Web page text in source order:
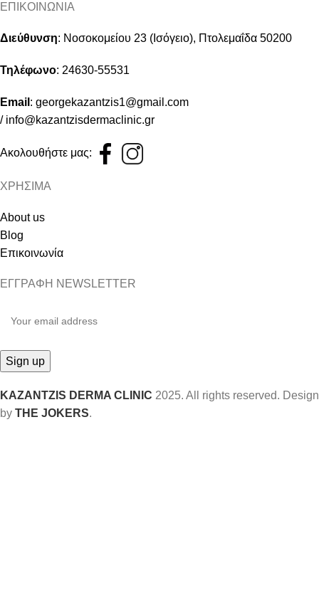
ΕΠΙΚΟΙΝΩΝΙΑ
Διεύθυνση: Νοσοκομείου 23 (Ισόγειο), Πτολεμαΐδα 50200
Τηλέφωνο: 24630-55531
Email : georgekazantzis1@gmail.com
/ info@kazantzisdermaclinic.gr
Ακολουθήστε μας:
ΧΡΗΣΙΜΑ
About us
Blog
Επικοινωνία
ΕΓΓΡΑΦΗ NEWSLETTER
KAZANTZIS DERMA CLINIC 2025. All rights reserved. Design
by THE JOKERS.